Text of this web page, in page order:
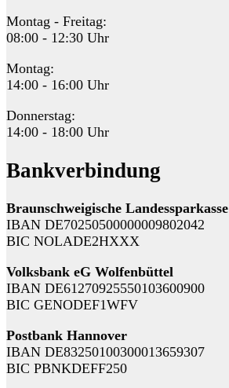
Montag - Freitag:
08:00 - 12:30 Uhr
Montag:
14:00 - 16:00 Uhr
Donnerstag:
14:00 - 18:00 Uhr
Bankverbindung
Braunschweigische Landessparkasse
IBAN DE70250500000009802042
BIC NOLADE2HXXX
Volksbank eG Wolfenbüttel
IBAN DE61270925550103600900
BIC GENODEF1WFV
Postbank Hannover
IBAN DE83250100300013659307
BIC PBNKDEFF250